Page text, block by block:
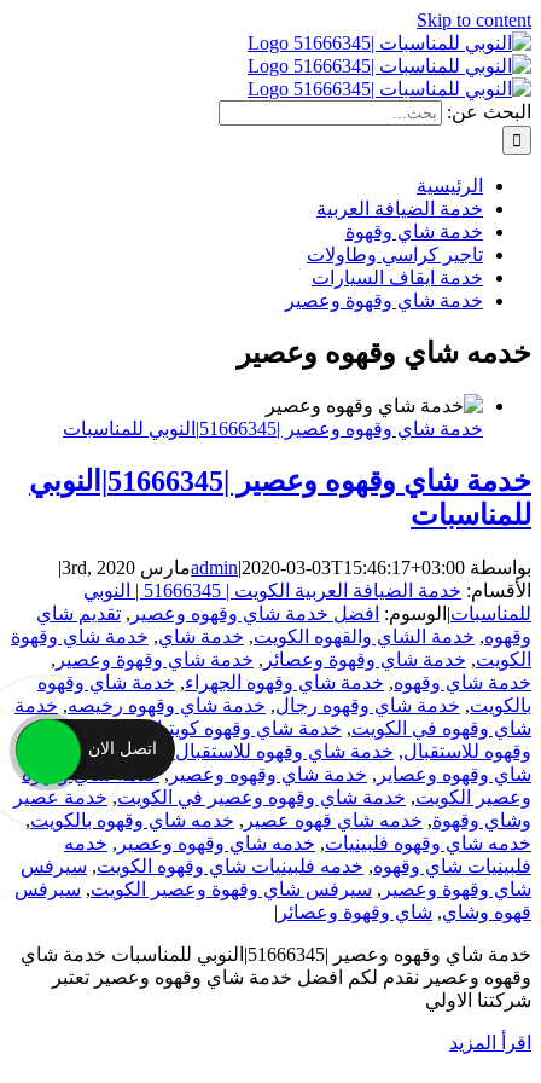
Skip to content
البحث عن:
الرئيسية
خدمة الضيافة العربية
خدمة شاي وقهوة
تاجير كراسي وطاولات
خدمة ايقاف السيارات
خدمة شاي وقهوة وعصير
خدمه شاي وقهوه وعصير
خدمة شاي وقهوه وعصير |51666345|النوبي للمناسبات
خدمة شاي وقهوه وعصير |51666345|النوبي
للمناسبات
بواسطة admin|2020-03-03T15:46:17+03:00 مارس 3rd, 2020
|
الأقسام:
خدمة الضيافة العربية الكويت | 51666345 | النوبي
للمناسبات| الوسوم: افضل خدمة شاي وقهوه وعصير , تقديم شاي
وقهوه, خدمة الشاي والقهوه الكويت, خدمة شاي, خدمة شاي وقهوة
الكويت, خدمة شاي وقهوة وعصائر , خدمة شاي وقهوة وعصير ,
خدمة شاي وقهوه, خدمة شاي وقهوه الجهراء, خدمة شاي وقهوه
بالكويت, خدمة شاي وقهوه رجال, خدمة شاي وقهوه رخيصه, خدمة
شاي وقهوه في الكويت, خدمة شاي وقهوه كويتيات
خدمة شاي
وقهوه للاستقبال, خدمة شاي وقهوه للاستقبال انستقرام,خدمة
شاي وقهوه وعصاير , خدمة شاي وقهوه وعصير,خدمة شاي وقهوه
وعصير الكويت, خدمة شاي وقهوه وعصير في الكويت, خدمة عصير
وشاي وقهوة, خدمه شاي قهوه عصير , خدمه شاي وقهوه بالكويت,
خدمه شاي وقهوه فلبينيات, خدمه شاي وقهوه وعصير , خدمه
فلبينيات شاي وقهوه, خدمه فلبينيات شاي وقهوه الكويت, سيرفس
شاي وقهوة وعصير , سيرفس شاي وقهوة وعصير الكويت, سيرفس
قهوه وشاي, شاي وقهوة وعصائر |
خدمة شاي وقهوه وعصير |51666345|النوبي للمناسبات خدمة شاي
وقهوه وعصير نقدم لكم افضل خدمة شاي وقهوه وعصير تعتبر
شركتنا الاولي
‫اقرأ المزيد
اتصل الان